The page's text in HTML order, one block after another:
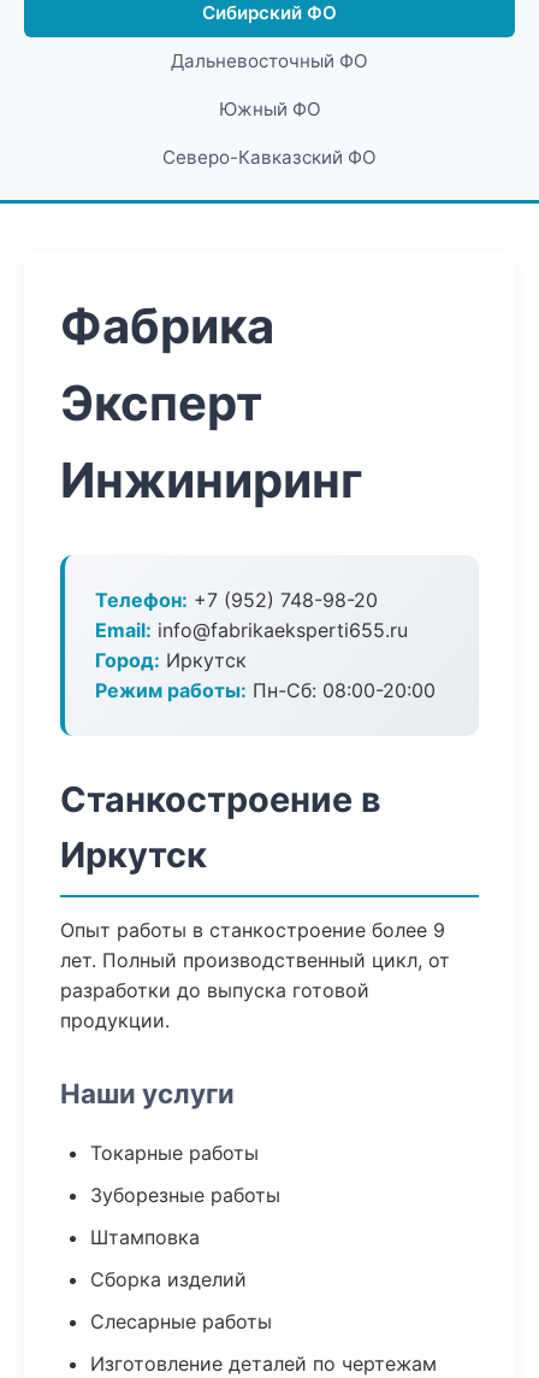
Сибирский ФО
Дальневосточный ФО
Южный ФО
Северо-Кавказский ФО
Фабрика
Эксперт
Инжиниринг
Телефон: +7 (952) 748-98-20
Email: info@fabrikaeksperti655.ru
Город: Иркутск
Режим работы: Пн-Сб: 08:00-20:00
Станкостроение в
Иркутск
Опыт работы в станкостроение более 9
лет. Полный производственный цикл, от
разработки до выпуска готовой
продукции.
Наши услуги
Токарные работы
Зуборезные работы
Штамповка
Сборка изделий
Слесарные работы
Изготовление деталей по чертежам